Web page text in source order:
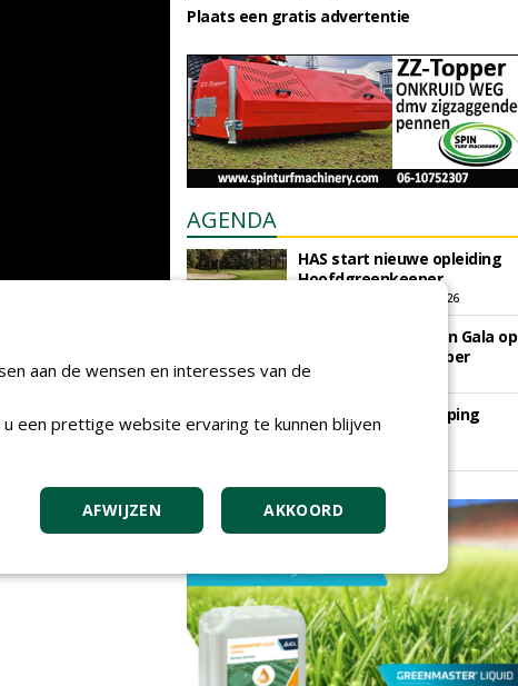
Plaats een gratis advertentie
AGENDA
HAS start nieuwe opleiding
Hoofdgreenkeeper
donderdag 24 september 2026
Save the Date: Green Gala op
woensdag 2 december
woensdag 2 december 2026
European Greenkeeping
Summit 2027
aan de wensen en interesses van de
een prettige website ervaring te kunnen blijven
AKKOORD
AFWIJZEN